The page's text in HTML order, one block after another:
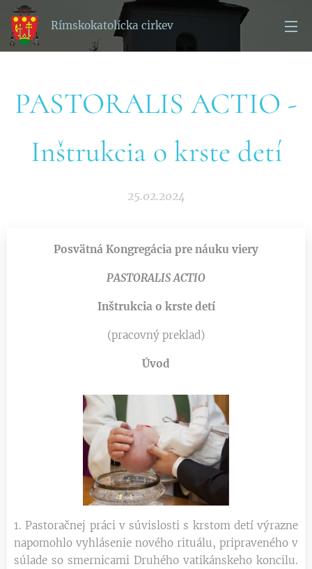
Rímskokatolícka cirkev
PASTORALIS ACTIO -
Inštrukcia o krste detí
25.02.2024
Posvätná Kongregácia pre náuku viery
PASTORALIS ACTIO
Inštrukcia o krste detí
(pracovný preklad)
Úvod
1. Pastoračnej práci v súvislosti s krstom detí výrazne
napomohlo vyhlásenie nového rituálu, pripraveného v
súlade so smernicami Druhého vatikánskeho koncilu.